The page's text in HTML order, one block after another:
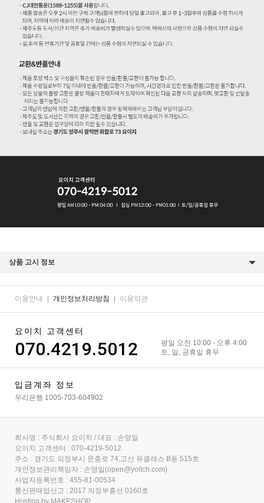
상품 고시 정보
이용안내 개인정보처리방침 이용약관
요이치 고객센터
070.4219.5012
평일 오전 10:00 - 오후 4:00
토, 일, 공휴일 휴무
입금계좌 정보
우리은행 1005-703-604902
회사명 : 주식회사 요이치 / 대표 : 손영일
요이치 고객센터 : 070-4219-5012
주소 : 경기도 의정부시 문충로 74,고산 듀클래스 B동 515호
개인정보관리책임자 : 손영일(open@yoitch.com)
사업자등록번호 : 455-81-00534
통신판매업신고 : 2017 의정부흥선 0160호